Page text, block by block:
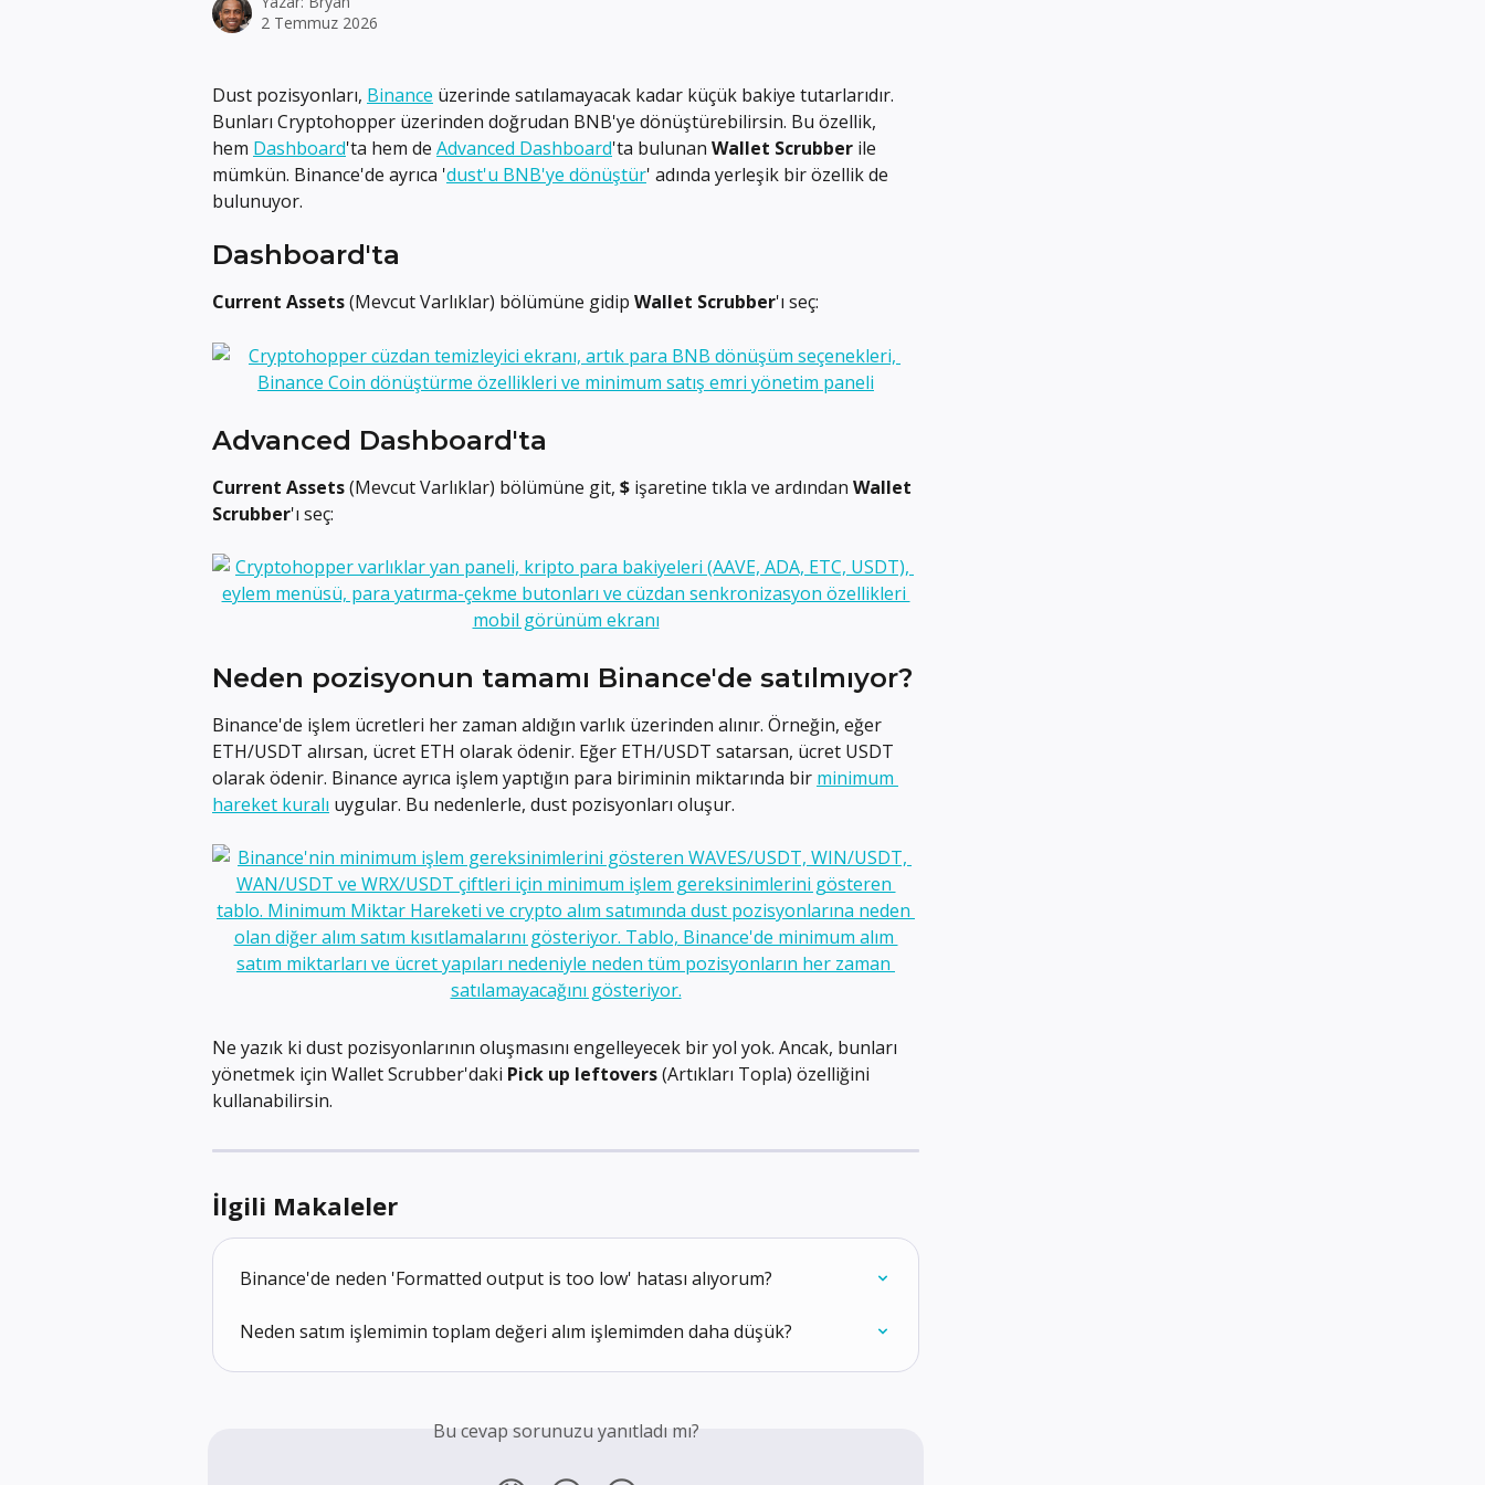
2 Temmuz 2026
Dust pozisyonları, Binance üzerinde satılamayacak kadar küçük bakiye tutarlarıdır.
Bunları Cryptohopper üzerinden doğrudan BNB'ye dönüştürebilirsin. Bu özellik,
hem Dashboard'ta hem de Advanced Dashboard'ta bulunan Wallet Scrubber ile
mümkün. Binance'de ayrıca 'dust'u BNB'ye dönüştür' adında yerleşik bir özellik de
bulunuyor.
Dashboard'ta
Current Assets (Mevcut Varlıklar) bölümüne gidip Wallet Scrubber'ı seç:
Advanced Dashboard'ta
Current Assets (Mevcut Varlıklar) bölümüne git, $ işaretine tıkla ve ardından Wallet
Scrubber'ı seç:
Neden pozisyonun tamamı Binance'de satılmıyor?
Binance'de işlem ücretleri her zaman aldığın varlık üzerinden alınır. Örneğin, eğer
ETH/USDT alırsan, ücret ETH olarak ödenir. Eğer ETH/USDT satarsan, ücret USDT
olarak ödenir. Binance ayrıca işlem yaptığın para biriminin miktarında bir minimum
hareket kuralı uygular. Bu nedenlerle, dust pozisyonları oluşur.
Ne yazık ki dust pozisyonlarının oluşmasını engelleyecek bir yol yok. Ancak, bunları
yönetmek için Wallet Scrubber'daki Pick up leftovers (Artıkları Topla) özelliğini
kullanabilirsin.
İlgili Makaleler
Binance'de neden 'Formatted output is too low' hatası alıyorum?
Neden satım işlemimin toplam değeri alım işlemimden daha düşük?
Bu cevap sorunuzu yanıtladı mı?